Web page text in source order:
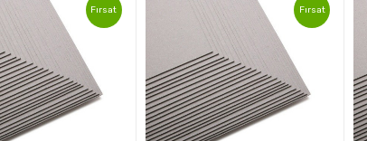
Fırsat Fırsat